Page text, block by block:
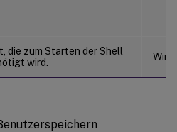
die zum Starten der Shell
wird.